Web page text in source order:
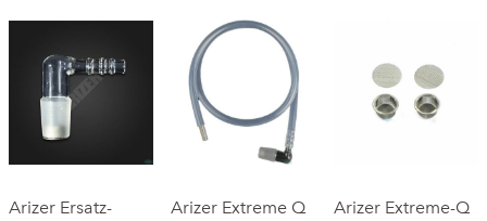
Arizer Ersatz-
Arizer Extreme Q
Arizer Extreme-Q